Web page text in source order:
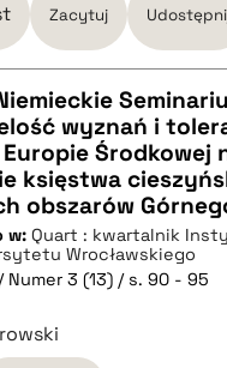
Zacytuj
wyznań i
Środkowej
księstwa
obszarów
w: Quart : kwartalnik
Wrocławskiego
Numer 3 (13) / s. 90 - 95